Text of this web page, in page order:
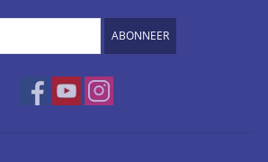
ABONNEER